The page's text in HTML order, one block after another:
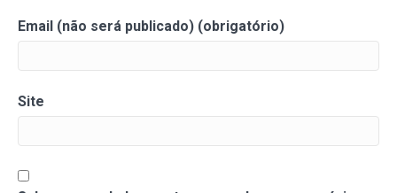
Email (não será publicado) (obrigatório)
Site